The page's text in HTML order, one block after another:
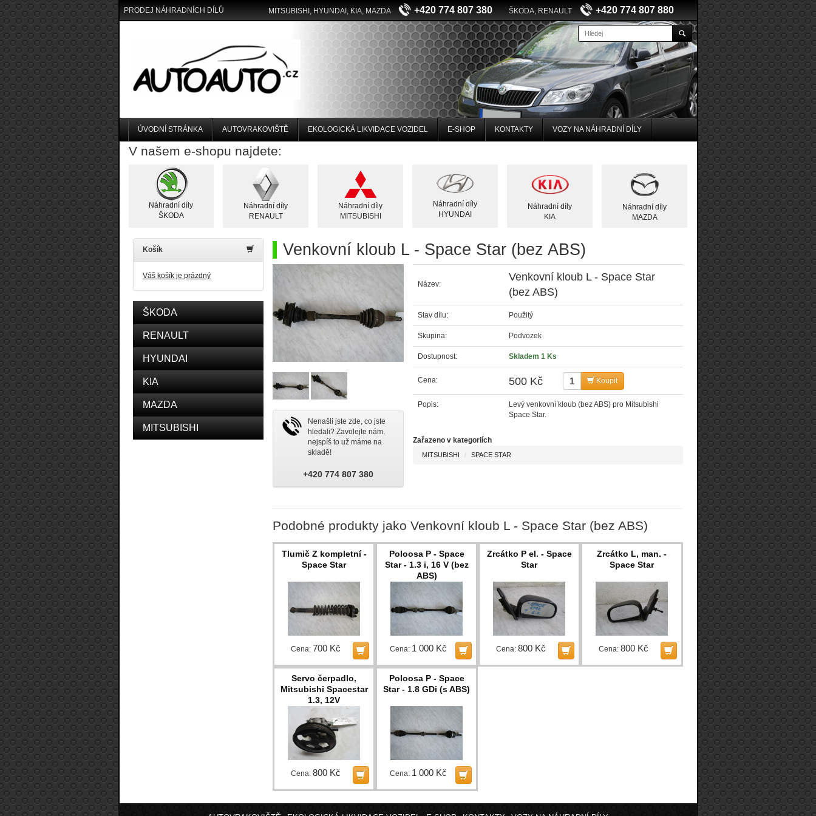
PRODEJ NÁHRADNÍCH DÍLŮ MITSUBISHI, HYUNDAI, KIA, MAZDA +420 774 807 380 ŠKODA, RENAULT +420 774 807 880
ÚVODNÍ STRÁNKA AUTOVRAKOVIŠTĚ EKOLOGICKÁ LIKVIDACE VOZIDEL E-SHOP KONTAKTY VOZY NA NÁHRADNÍ DÍLY
V našem e-shopu najdete:
Náhradní díly
ŠKODA
Náhradní díly
RENAULT
Náhradní díly
MITSUBISHI
Náhradní díly
HYUNDAI
Náhradní díly
KIA
Náhradní díly
MAZDA
Košík
Váš košík je prázdný
ŠKODA
RENAULT
HYUNDAI
KIA
MAZDA
MITSUBISHI
Venkovní kloub L - Space Star (bez ABS)
Nenašli jste zde, co jste
hledali? Zavolejte nám,
nejspíš to už máme na
skladě!
+420 774 807 380
Název:
Venkovní kloub L - Space Star
(bez ABS)
Stav dílu: Použitý
Skupina: Podvozek
Dostupnost: Skladem 1 Ks
Cena: 500 Kč Koupit
Popis:
Levý venkovní kloub (bez ABS) pro Mitsubishi
Space Star.
Zařazeno v kategoriích
MITSUBISHI SPACE STAR
Podobné produkty jako Venkovní kloub L - Space Star (bez ABS)
Tlumič Z kompletní -
Space Star
Cena: 700 Kč
Poloosa P - Space
Star - 1.3 i, 16 V (bez
ABS)
Cena: 1 000 Kč
Zrcátko P el. - Space
Star
Cena:800 Kč
Zrcátko L, man. -
Space Star
Cena:800 Kč
Servo čerpadlo,
Mitsubishi Spacestar
1.3, 12V
Cena:800 Kč
Poloosa P - Space
Star - 1.8 GDi (s ABS)
Cena: 1 000 Kč